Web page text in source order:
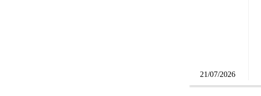
21/07/2026